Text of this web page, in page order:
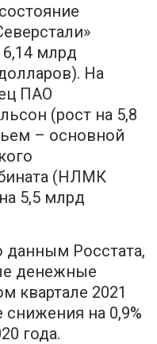
млрд
На
ПАО
(рост на 5,8
– основной
(НЛМК
5,5 млрд
данным Росстата,
денежные
квартале 2021
снижения на 0,9%
года.